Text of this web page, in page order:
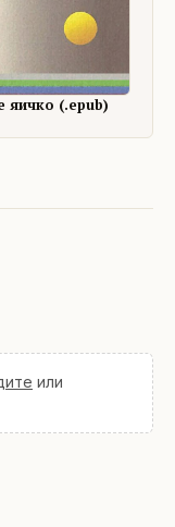
яичко (.epub)
или